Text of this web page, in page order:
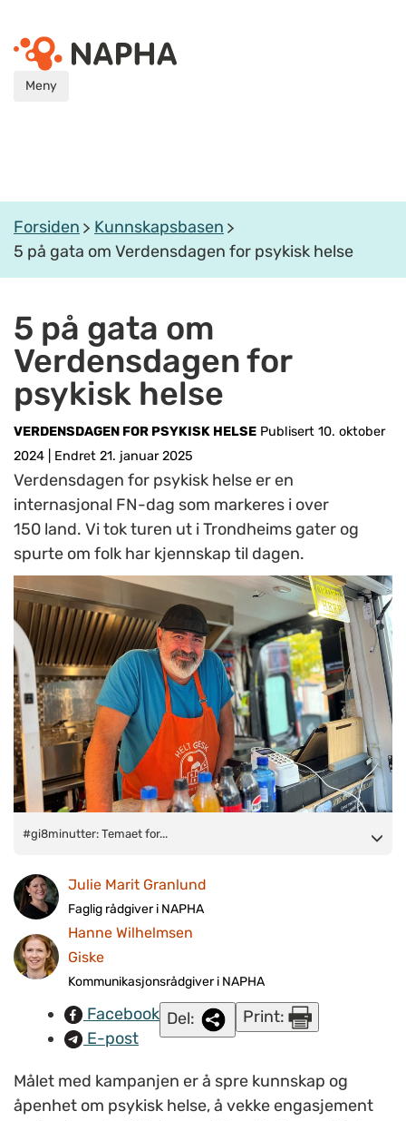
Meny
Forsiden
Kunnskapsbasen
5 på gata om Verdensdagen for psykisk helse
5 på gata om
Verdensdagen for
psykisk helse
VERDENSDAGEN FOR PSYKISK HELSE Publisert 10. oktober
2024
Endret 21. januar 2025
Verdensdagen for psykisk helse er en
internasjonal FN-dag som markeres i over
150 land. Vi tok turen ut i Trondheims gater og
spurte om folk har kjennskap til dagen.
#gi8minutter:Temaet for årets kampanje både engasjerer og
forbindelse med Verdensdagen 2024 (Foto: Hanne Wilhelmsen
Giske/NAPHA)
#gi8minutter: Temaet for...
Julie Marit Granlund
Faglig rådgiver i NAPHA
Hanne Wilhelmsen
Giske
Kommunikasjonsrådgiver i NAPHA
Facebook
E-post
Del: Print:
Målet med kampanjen er å spre kunnskap og
åpenhet om psykisk helse, å vekke engasjement